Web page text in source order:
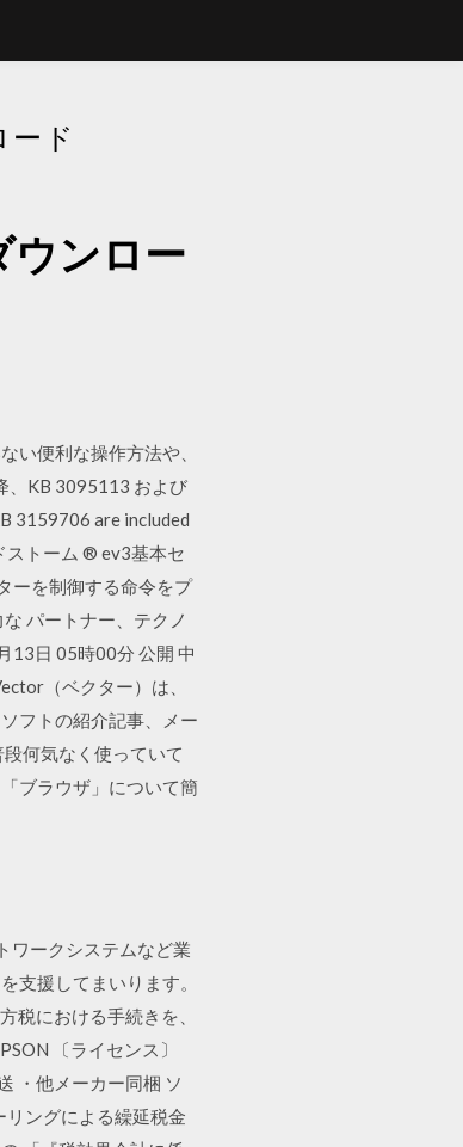
ド
ウンロー
い便利な操作方法や、
、KB 3095113 および
3159706 are included
ストーム ® ev3基本セ
ーを制御する命令をプ
パートナー、テクノ
13日 05時00分 公開 中
（ベクター）は、
フトの紹介記事、メー
何気なく使っていて
ブラウザ」について簡
ワークシステムなど業
支援してまいります。
税における手続きを、
〔ライセンス〕
・他メーカー同梱 ソ
リングによる繰延税金